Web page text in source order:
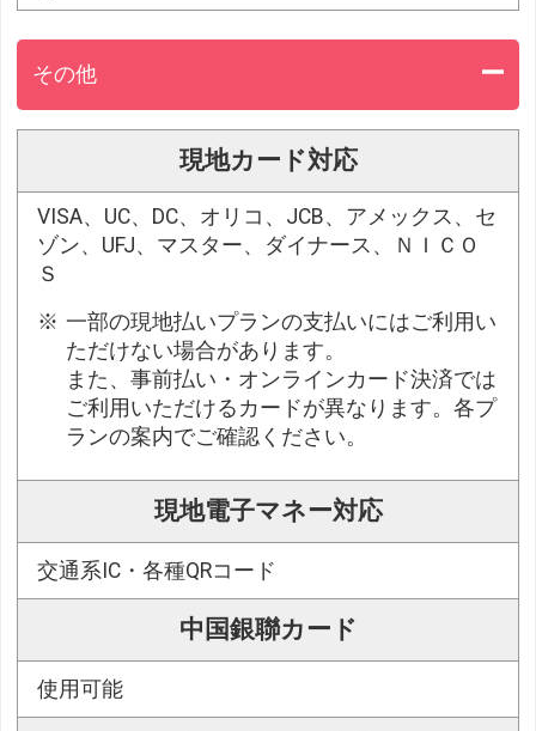
その他
現地カード対応
VISA、UC、DC、オリコ、JCB、アメックス、セ
ゾン、UFJ、マスター、ダイナース、ＮＩＣＯ
Ｓ
一部の現地払いプランの支払いにはご利用い
ただけない場合があります。
また、事前払い・オンラインカード決済では
ご利用いただけるカードが異なります。各プ
ランの案内でご確認ください。
現地電子マネー対応
交通系IC・各種QRコード
中国銀聯カード
使用可能